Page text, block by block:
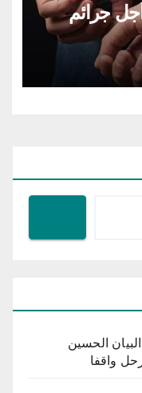
جرائم
البيان الحسين
واقفا